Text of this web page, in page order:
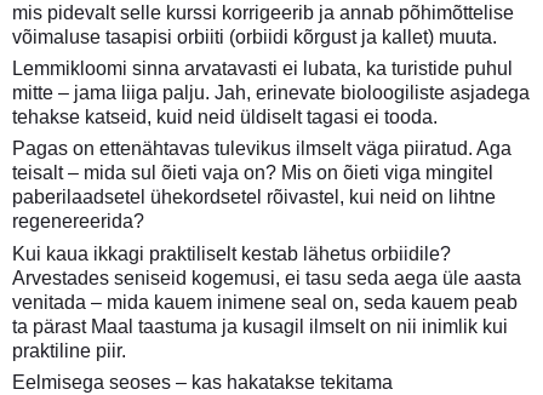
mis pidevalt selle kurssi korrigeerib ja annab põhimõttelise
võimaluse tasapisi orbiiti (orbiidi kõrgust ja kallet) muuta.
Lemmikloomi sinna arvatavasti ei lubata, ka turistide puhul
mitte – jama liiga palju. Jah, erinevate bioloogiliste asjadega
tehakse katseid, kuid neid üldiselt tagasi ei tooda.
Pagas on ettenähtavas tulevikus ilmselt väga piiratud. Aga
teisalt – mida sul õieti vaja on? Mis on õieti viga mingitel
paberilaadsetel ühekordsetel rõivastel, kui neid on lihtne
regenereerida?
Kui kaua ikkagi praktiliselt kestab lähetus orbiidile?
Arvestades seniseid kogemusi, ei tasu seda aega üle aasta
venitada – mida kauem inimene seal on, seda kauem peab
ta pärast Maal taastuma ja kusagil ilmselt on nii inimlik kui
praktiline piir.
Eelmisega seoses – kas hakatakse tekitama